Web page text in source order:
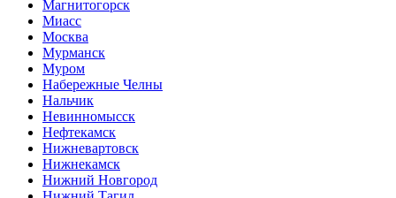
Магнитогорск
Миасс
Москва
Мурманск
Муром
Набережные Челны
Нальчик
Невинномысск
Нефтекамск
Нижневартовск
Нижнекамск
Нижний Новгород